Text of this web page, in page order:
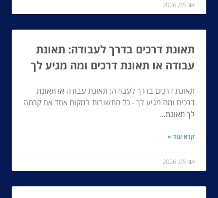
אוג 05, 2026
תאונת דרכים בדרך לעבודה: תאונת
עבודה או תאונת דרכים ומה מגיע לך
תאונת דרכים בדרך לעבודה: תאונת עבודה או תאונת
דרכים ומה מגיע לך - כל התשובות במקום אחד אם קרתה
לך תאונת...
קרא עוד »
אוג 05, 2026